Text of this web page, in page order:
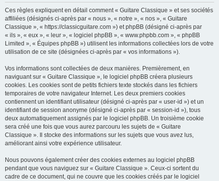
Ces règles expliquent en détail comment « Guitare Classique » et ses sociétés
affiliées (désignés ci-après par « nous », « notre », « nos », « Guitare
Classique », « https://classicguitare.com ») et phpBB (désigné ci-après par
« ils », « eux », « leur », « logiciel phpBB », « www.phpbb.com », « phpBB
Limited », « Équipes phpBB ») utilisent les informations collectées lors de votre
utilisation de ce site (désignées ci-après par « vos informations »).
Vos informations sont collectées de deux manières. Premièrement, en
naviguant sur « Guitare Classique », le logiciel phpBB créera plusieurs
cookies. Les cookies sont de petits fichiers texte stockés dans les fichiers
temporaires de votre navigateur Internet. Les deux premiers cookies
contiennent un identifiant utilisateur (désigné ci-après par « user-id ») et un
identifiant de session anonyme (désigné ci-après par « session-id »), tous
deux automatiquement assignés par le logiciel phpBB. Un troisième cookie
sera créé une fois que vous aurez parcouru les sujets de « Guitare
Classique ». Il stocke des informations sur les sujets que vous avez lus,
améliorant ainsi votre expérience utilisateur.
Nous pouvons également créer des cookies externes au logiciel phpBB
pendant que vous naviguez sur « Guitare Classique ». Ceux-ci sortent du
cadre de ce document, qui ne couvre que les cookies créés par le logiciel